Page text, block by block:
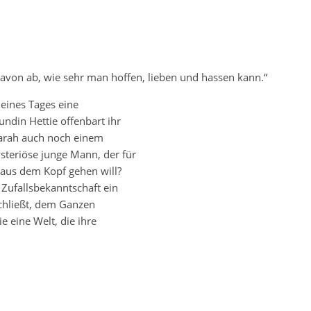
ab, wie sehr man hoffen, lieben und hassen kann.“
Tages eine
Hettie offenbart ihr
auch noch einem
junge Mann, der für
dem Kopf gehen will?
ein
dem Ganzen
eine Welt, die ihre